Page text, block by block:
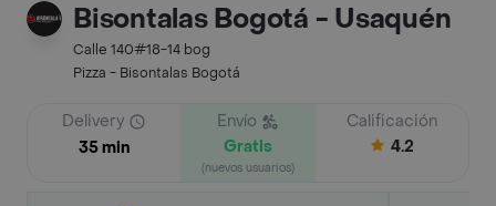
Bisontalas Bogotá - Usaquén
Calle 140#18-14 bog
Pizza - Bisontalas Bogotá
Delivery
35 min
Envío
Gratis
(nuevos usuarios)
Calificación
4.2